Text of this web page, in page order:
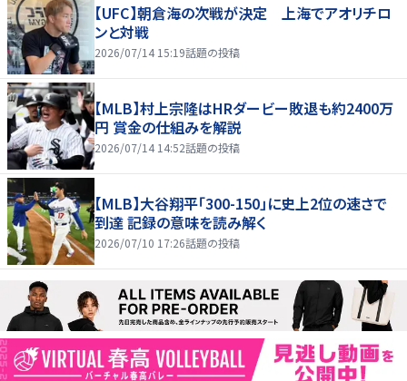
【UFC】朝倉海の次戦が決定 上海でアオリチロ
ンと対戦
2026/07/14 15:19話題の投稿
【MLB】村上宗隆はHRダービー敗退も約2400万
円 賞金の仕組みを解説
2026/07/14 14:52話題の投稿
【MLB】大谷翔平「300-150」に史上2位の速さで
到達 記録の意味を読み解く
2026/07/10 17:26話題の投稿